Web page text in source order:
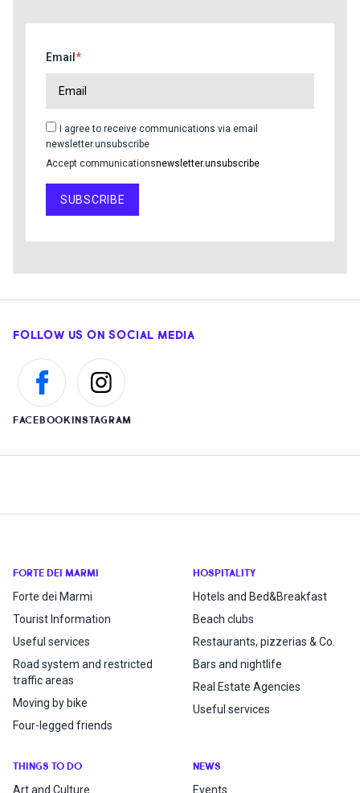
Email
I agree to receive communications via email
newsletter.unsubscribe
Accept communicationsnewsletter.unsubscribe
SUBSCRIBE
FOLLOW US ON SOCIAL MEDIA
FACEBOOKINSTAGRAM
FORTE DEI MARMI
Forte dei Marmi
Tourist Information
Useful services
Road system and restricted
traffic areas
Moving by bike
Four-legged friends
HOSPITALITY
Hotels and Bed&Breakfast
Beach clubs
Restaurants, pizzerias & Co.
Bars and nightlife
Real Estate Agencies
Useful services
THINGS TO DO
Art and Culture
NEWS
Events